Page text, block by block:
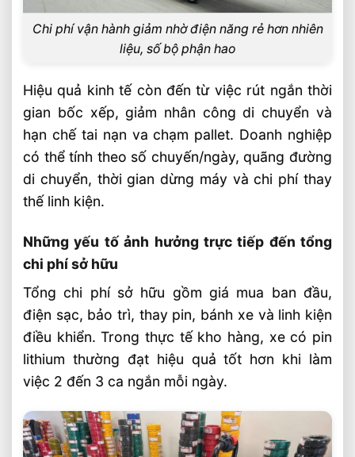
Chi phí vận hành giảm nhờ điện năng rẻ hơn nhiên
liệu, số bộ phận hao
Hiệu quả kinh tế còn đến từ việc rút ngắn thời
gian bốc xếp, giảm nhân công di chuyển và
hạn chế tai nạn va chạm pallet. Doanh nghiệp
có thể tính theo số chuyến/ngày, quãng đường
di chuyển, thời gian dừng máy và chi phí thay
thế linh kiện.
Những yếu tố ảnh hưởng trực tiếp đến tổng
chi phí sở hữu
Tổng chi phí sở hữu gồm giá mua ban đầu,
điện sạc, bảo trì, thay pin, bánh xe và linh kiện
điều khiển. Trong thực tế kho hàng, xe có pin
lithium thường đạt hiệu quả tốt hơn khi làm
việc 2 đến 3 ca ngắn mỗi ngày.